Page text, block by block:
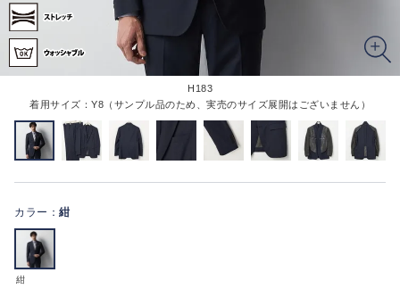
H183
着用サイズ：Y8（サンプル品のため、実売のサイズ展開はございません）
カラー： 紺
紺